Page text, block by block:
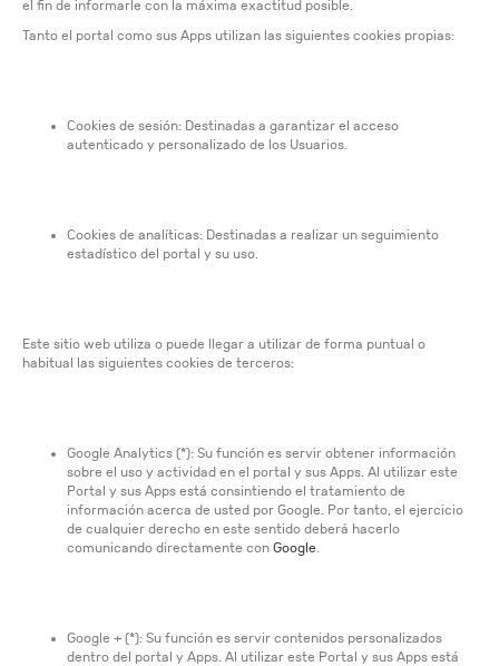
el fin de informarle con la máxima exactitud posible.
Tanto el portal como sus Apps utilizan las siguientes cookies propias:
Cookies de sesión: Destinadas a garantizar el acceso
autenticado y personalizado de los Usuarios.
Cookies de analíticas: Destinadas a realizar un seguimiento
estadístico del portal y su uso.
Este sitio web utiliza o puede llegar a utilizar de forma puntual o
habitual las siguientes cookies de terceros:
Google Analytics (*): Su función es servir obtener información
sobre el uso y actividad en el portal y sus Apps. Al utilizar este
Portal y sus Apps está consintiendo el tratamiento de
información acerca de usted por Google. Por tanto, el ejercicio
de cualquier derecho en este sentido deberá hacerlo
comunicando directamente con Google.
Google + (*): Su función es servir contenidos personalizados
dentro del portal y Apps. Al utilizar este Portal y sus Apps está